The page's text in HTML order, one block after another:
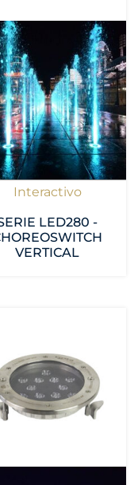
Interactivo
LED280 -
VERTICAL